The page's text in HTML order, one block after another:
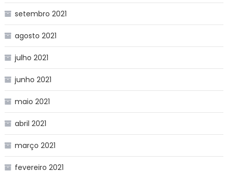
setembro 2021
agosto 2021
julho 2021
junho 2021
maio 2021
abril 2021
março 2021
fevereiro 2021